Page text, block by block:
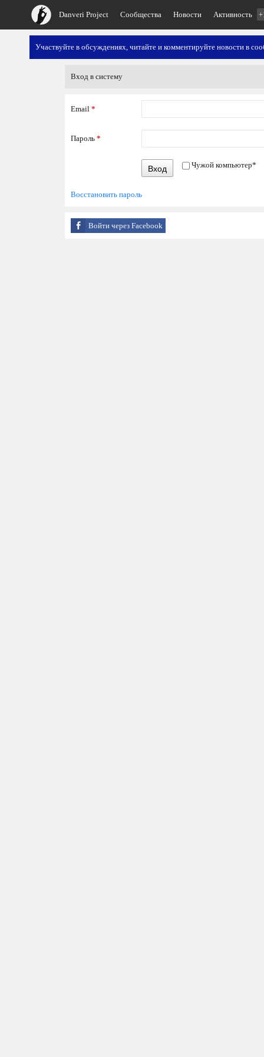
Danveri Project Сообщества Новости Активность
Участвуйте в обсуждениях, читайте и комментируйте новости в
Вход в систему
Email *
Пароль *
Вход Чужой компьютер*
Восстановить пароль
Войти через Facebook